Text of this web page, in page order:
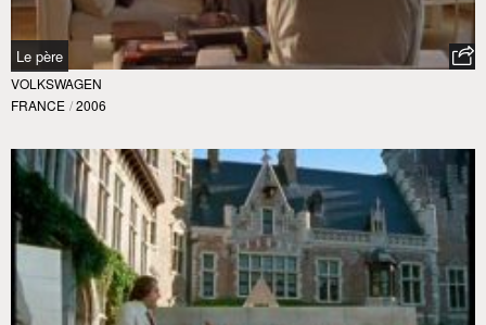
Le père
VOLKSWAGEN
FRANCE / 2006